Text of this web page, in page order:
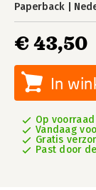
Paperback
€ 43,50
In
Op voorraad
Vandaag
Gratis
Past door